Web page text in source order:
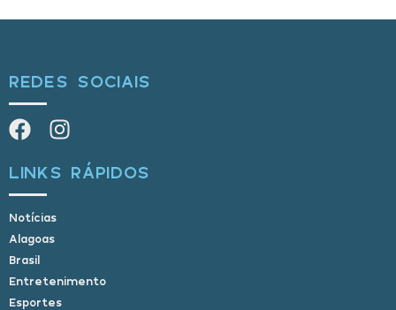
REDES SOCIAIS
LINKS RÁPIDOS
Notícias
Alagoas
Brasil
Entretenimento
Esportes